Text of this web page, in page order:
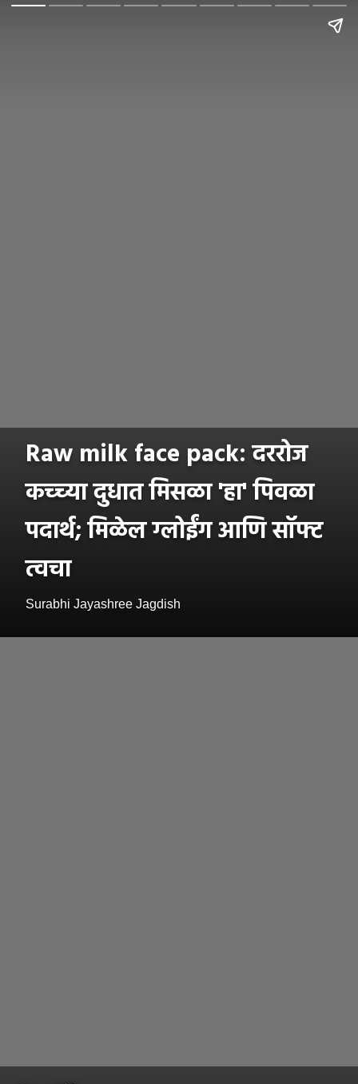
Raw milk face pack: दररोज
कच्च्या दुधात मिसळा 'हा' पिवळा
पदार्थ; मिळेल ग्लोईंग आणि सॉफ्ट
त्वचा
Surabhi Jayashree Jagdish